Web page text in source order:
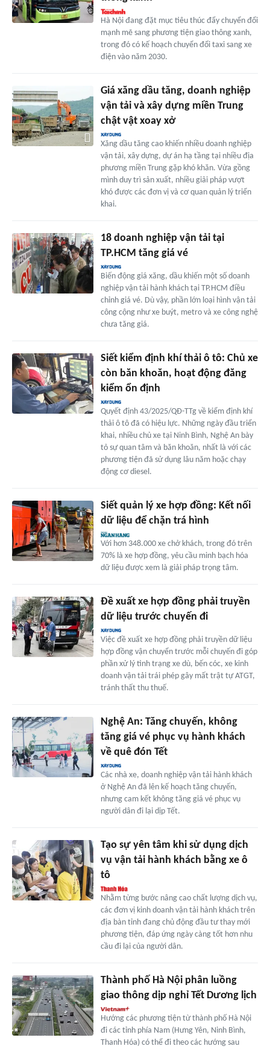
Hà Nội đang đặt mục tiêu thúc đẩy chuyển đổi
mạnh mẽ sang phương tiện giao thông xanh,
trong đó có kế hoạch chuyển đổi taxi sang xe
điện vào năm 2030.
Giá xăng dầu tăng, doanh nghiệp
vận tải và xây dựng miền Trung
chật vật xoay xở
Xăng dầu tăng cao khiến nhiều doanh nghiệp
vận tải, xây dựng, dự án hạ tầng tại nhiều địa
phương miền Trung gặp khó khăn. Vừa gồng
mình duy trì sản xuất, nhiều giải pháp vượt
khó được các đơn vị và cơ quan quản lý triển
khai.
18 doanh nghiệp vận tải tại
TP.HCM tăng giá vé
Biến động giá xăng, dầu khiến một số doanh
nghiệp vận tải hành khách tại TP.HCM điều
chỉnh giá vé. Dù vậy, phần lớn loại hình vận tải
công cộng như xe buýt, metro và xe công nghệ
chưa tăng giá.
Siết kiểm định khí thải ô tô: Chủ xe
còn băn khoăn, hoạt động đăng
kiểm ổn định
Quyết định 43/2025/QĐ-TTg về kiểm định khí
thải ô tô đã có hiệu lực. Những ngày đầu triển
khai, nhiều chủ xe tại Ninh Bình, Nghệ An bày
tỏ sự quan tâm và băn khoăn, nhất là với các
phương tiện đã sử dụng lâu năm hoặc chạy
động cơ diesel.
Siết quản lý xe hợp đồng: Kết nối
dữ liệu để chặn trá hình
Với hơn 348.000 xe chở khách, trong đó trên
70% là xe hợp đồng, yêu cầu minh bạch hóa
dữ liệu được xem là giải pháp trọng tâm.
Đề xuất xe hợp đồng phải truyền
dữ liệu trước chuyến đi
Việc đề xuất xe hợp đồng phải truyền dữ liệu
hợp đồng vận chuyển trước mỗi chuyến đi góp
phần xử lý tình trạng xe dù, bến cóc, xe kinh
doanh vận tải trái phép gây mất trật tự ATGT,
tránh thất thu thuế.
Nghệ An: Tăng chuyến, không
tăng giá vé phục vụ hành khách
về quê đón Tết
Các nhà xe, doanh nghiệp vận tải hành khách
ở Nghệ An đã lên kế hoạch tăng chuyến,
nhưng cam kết không tăng giá vé phục vụ
người dân đi lại dịp Tết.
Tạo sự yên tâm khi sử dụng dịch
vụ vận tải hành khách bằng xe ô
tô
Nhằm từng bước nâng cao chất lượng dịch vụ,
các đơn vị kinh doanh vận tải hành khách trên
địa bàn tỉnh đang chủ động đầu tư thay mới
phương tiện, đáp ứng ngày càng tốt hơn nhu
cầu đi lại của người dân.
Thành phố Hà Nội phân luồng
giao thông dịp nghỉ Tết Dương lịch
Hướng các phương tiện từ thành phố Hà Nội
đi các tỉnh phía Nam (Hưng Yên, Ninh Bình,
Thanh Hóa) có thể đi theo các hướng sau